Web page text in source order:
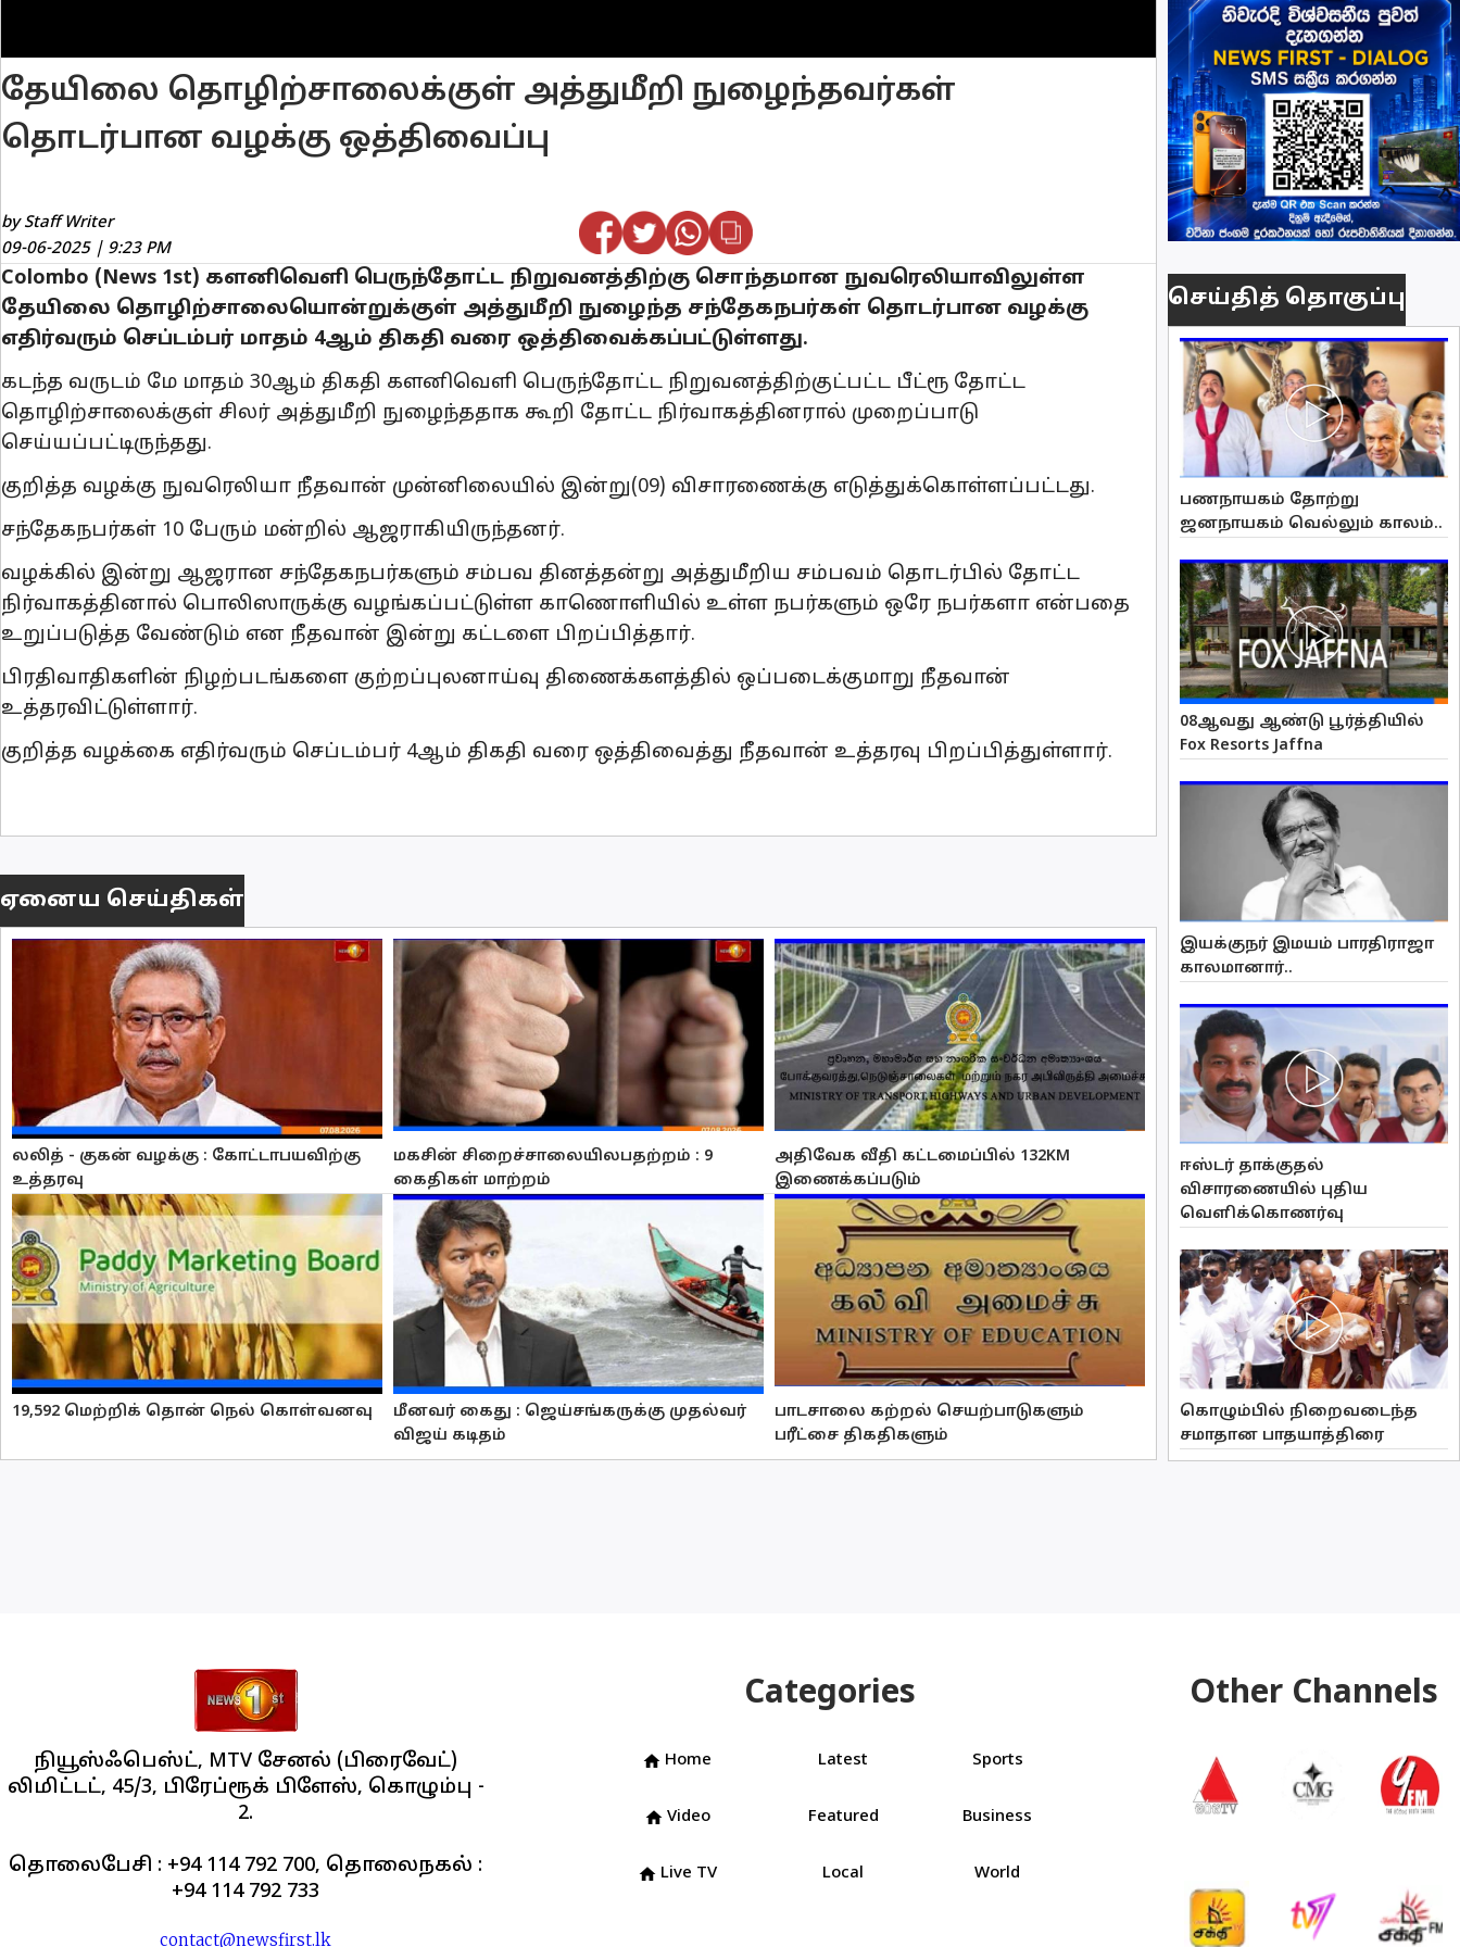
தேயிலை தொழிற்சாலைக்குள் அத்துமீறி நுழைந்தவர்கள்
தொடர்பான வழக்கு ஒத்திவைப்பு
by Staff Writer
09-06-2025 | 9:23 PM
Colombo (News 1st) களனிவெளி பெருந்தோட்ட நிறுவனத்திற்கு சொந்தமான நுவரெலியாவிலுள்ள
தேயிலை தொழிற்சாலையொன்றுக்குள் அத்துமீறி நுழைந்த சந்தேகநபர்கள் தொடர்பான வழக்கு
எதிர்வரும் செப்டம்பர் மாதம் 4ஆம் திகதி வரை ஒத்திவைக்கப்பட்டுள்ளது.
கடந்த வருடம் மே மாதம் 30ஆம் திகதி களனிவெளி பெருந்தோட்ட நிறுவனத்திற்குட்பட்ட பீட்ரூ தோட்ட
தொழிற்சாலைக்குள் சிலர் அத்துமீறி நுழைந்ததாக கூறி தோட்ட நிர்வாகத்தினரால் முறைப்பாடு
செய்யப்பட்டிருந்தது.
குறித்த வழக்கு நுவரெலியா நீதவான் முன்னிலையில் இன்று(09) விசாரணைக்கு எடுத்துக்கொள்ளப்பட்டது.
சந்தேகநபர்கள் 10 பேரும் மன்றில் ஆஜராகியிருந்தனர்.
வழக்கில் இன்று ஆஜரான சந்தேகநபர்களும் சம்பவ தினத்தன்று அத்துமீறிய சம்பவம் தொடர்பில் தோட்ட
நிர்வாகத்தினால் பொலிஸாருக்கு வழங்கப்பட்டுள்ள காணொளியில் உள்ள நபர்களும் ஒரே நபர்களா என்பதை
உறுப்படுத்த வேண்டும் என நீதவான் இன்று கட்டளை பிறப்பித்தார்.
பிரதிவாதிகளின் நிழற்படங்களை குற்றப்புலனாய்வு திணைக்களத்தில் ஒப்படைக்குமாறு நீதவான்
உத்தரவிட்டுள்ளார்.
குறித்த வழக்கை எதிர்வரும் செப்டம்பர் 4ஆம் திகதி வரை ஒத்திவைத்து நீதவான் உத்தரவு பிறப்பித்துள்ளார்.
ஏனைய செய்திகள்
லலித் - குகன் வழக்கு : கோட்டாபயவிற்கு
உத்தரவு
மகசின் சிறைச்சாலையிலபதற்றம் : 9
கைதிகள் மாற்றம்
அதிவேக வீதி கட்டமைப்பில் 132KM
இணைக்கப்படும்
19,592 மெற்றிக் தொன் நெல் கொள்வனவு
மீனவர் கைது : ஜெய்சங்கருக்கு முதல்வர்
விஜய் கடிதம்
பாடசாலை கற்றல் செயற்பாடுகளும்
பரீட்சை திகதிகளும்
செய்தித் தொகுப்பு
பணநாயகம் தோற்று
ஜனநாயகம் வெல்லும் காலம்..
08ஆவது ஆண்டு பூர்த்தியில்
Fox Resorts Jaffna
இயக்குநர் இமயம் பாரதிராஜா
காலமானார்..
ஈஸ்டர் தாக்குதல்
விசாரணையில் புதிய
வௌிக்கொணர்வு
கொழும்பில் நிறைவடைந்த
சமாதான பாதயாத்திரை
நியூஸ்ஃபெஸ்ட், MTV சேனல் (பிரைவேட்)
லிமிட்டட், 45/3, பிரேப்ரூக் பிளேஸ், கொழும்பு -
2.
தொலைபேசி : +94 114 792 700, தொலைநகல் :
+94 114 792 733
contact@newsfirst.lk
Categories
home Home Latest Sports
home Video Featured Business
home Live TV Local World
Other Channels